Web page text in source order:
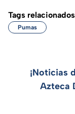
Tags relacionados
Pumas
¡Noticias
Azteca